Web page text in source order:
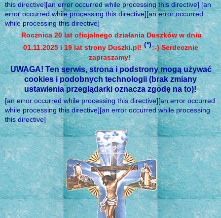
this directive][an error occurred while processing this directive] [an
error occurred while processing this directive][an error occurred
while processing this directive]
Rocznica 20 lat oficjalnego działania Duszków w dniu
01.11.2025 i 19 lat strony Duszki.pl!(*):-) Serdecznie
zapraszamy!
UWAGA! Ten serwis, strona i podstrony mogą używać
cookies i podobnych technologii (brak zmiany
ustawienia przeglądarki oznacza zgodę na to)!
[an error occurred while processing this directive][an error occurred
while processing this directive][an error occurred while processing
this directive]